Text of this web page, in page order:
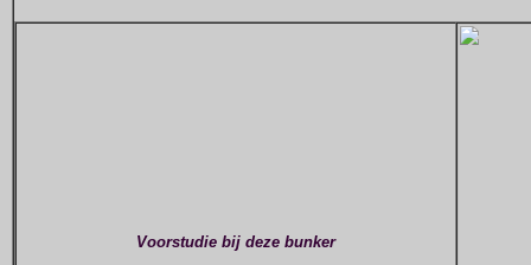
Voorstudie bij deze bunker